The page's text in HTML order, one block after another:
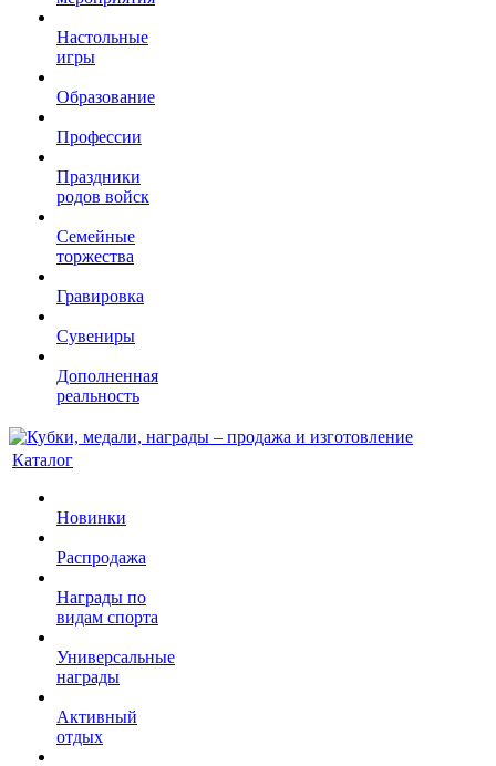
Настольные
игры
Образование
Профессии
Праздники
родов войск
Семейные
торжества
Гравировка
Сувениры
Дополненная
реальность
Каталог
Новинки
Распродажа
Награды по
видам спорта
Универсальные
награды
Активный
отдых